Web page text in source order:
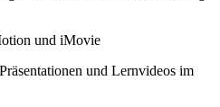
und iMovie
und Lernvideos im